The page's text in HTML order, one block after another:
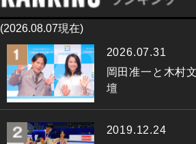
(2026.08.07現在)
2026.07.31
岡田准一と木村
壇
2019.12.24